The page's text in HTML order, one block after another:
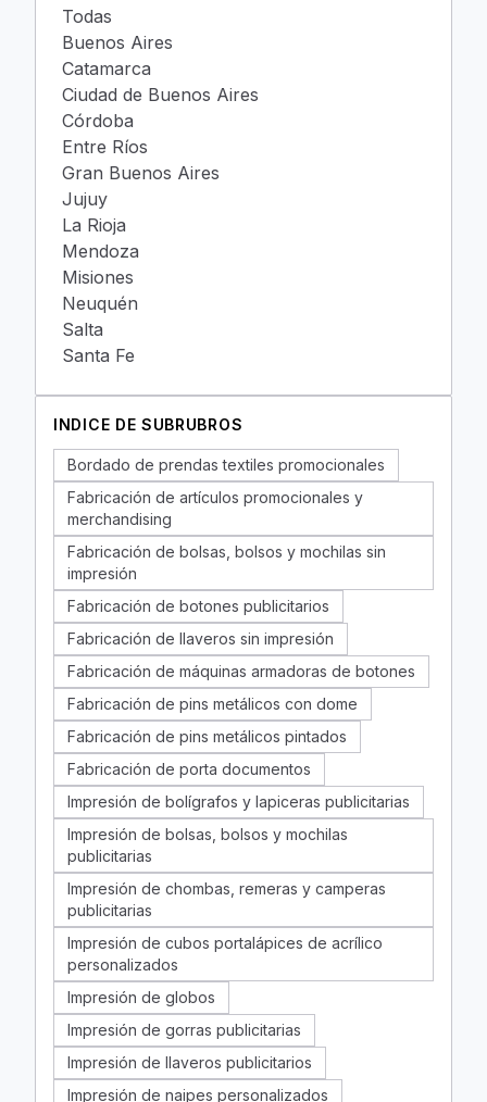
Todas
Buenos Aires
Catamarca
Ciudad de Buenos Aires
Córdoba
Entre Ríos
Gran Buenos Aires
Jujuy
La Rioja
Mendoza
Misiones
Neuquén
Salta
Santa Fe
INDICE DE SUBRUBROS
Bordado de prendas textiles promocionales
Fabricación de artículos promocionales y
merchandising
Fabricación de bolsas, bolsos y mochilas sin
impresión
Fabricación de botones publicitarios
Fabricación de llaveros sin impresión
Fabricación de máquinas armadoras de botones
Fabricación de pins metálicos con dome
Fabricación de pins metálicos pintados
Fabricación de porta documentos
Impresión de bolígrafos y lapiceras publicitarias
Impresión de bolsas, bolsos y mochilas
publicitarias
Impresión de chombas, remeras y camperas
publicitarias
Impresión de cubos portalápices de acrílico
personalizados
Impresión de globos
Impresión de gorras publicitarias
Impresión de llaveros publicitarios
Impresión de naipes personalizados